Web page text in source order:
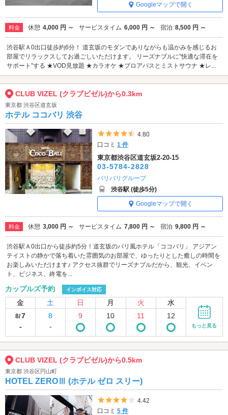
Googleマップで開く
料金 休憩 4,000 円 ～ サービスタイム 6,000 円 ～ 宿泊 8,500 円 ～
渋谷駅Ａ0出口徒歩約6分！ 道玄坂のモダンでありながらも温かみを感じるお
部屋でリラックスしてお過ごしいただけます。 リーズナブルに”快適な滞在を
サポート”する ★VOD見放題 ★カラオケ ★ブロアバスとミストサウナ ★レ...
CLUB VIZEL (クラブビゼル)から0.3km
東京都 渋谷区道玄坂
ホテル ココバリ 渋谷
5つ星のうち4.5
4.80
口コミ1 件
東京都渋谷区道玄坂2-20-15
03-5784-2828
バリバリグループ
渋谷駅 (徒歩5分)
Googleマップで開く
料金 休憩 3,000 円 ～ サービスタイム 7,800 円 ～ 宿泊 9,800 円 ～
渋谷駅Ａ0出口から徒歩約5分！道玄坂のバリ風ホテル「ココバリ」 アジアン
テイストの静かで落ち着いた雰囲気のお部屋で、ゆったりとした癒しの時間を
お楽しみいただけます♪ アクセス抜群でリーズナブルだから、観光、イベン
ト、ビジネス、終電を...
カップルズ予約 インボイス対応
金 土 日 月 火 水
8/7
-
8
-
9 10 11 12
もっと見る
CLUB VIZEL (クラブビゼル)から0.5km
東京都 渋谷区円山町
HOTEL ZEROⅢ (ホテル ゼロ スリー)
5つ星のうち4
4.42
口コミ5 件